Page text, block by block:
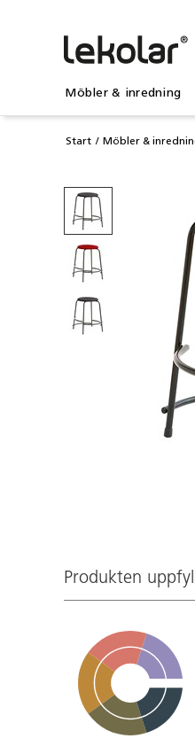
Möbler & inredning
Start Möbler &
Produkten